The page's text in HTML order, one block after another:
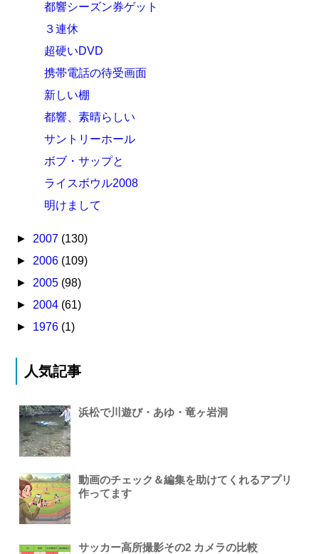
都響シーズン券ゲット
３連休
超硬いDVD
携帯電話の待受画面
新しい棚
都響、素晴らしい
サントリーホール
ボブ・サップと
ライスボウル2008
明けまして
► 2007 (130)
► 2006 (109)
► 2005 (98)
► 2004 (61)
► 1976 (1)
人気記事
浜松で川遊び・あゆ・竜ヶ岩洞
動画のチェック＆編集を助けてくれるアプリ
作ってます
サッカー高所撮影その2 カメラの比較